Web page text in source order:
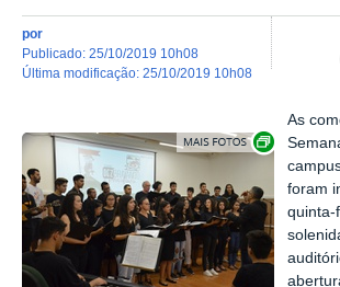
por
publicado: 25/10/2019 10h08
última modificação: 25/10/2019 10h08
Exibir
As
foram
quinta-